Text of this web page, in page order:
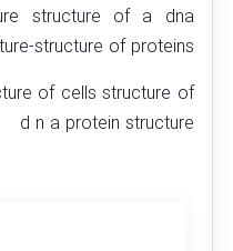
structure of a dna
structure of proteins
of cells structure of
d n a protein structure